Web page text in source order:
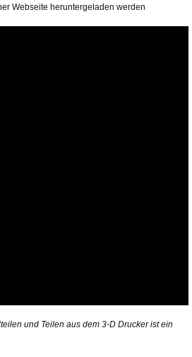
Webseite heruntergeladen werden
und Teilen aus dem 3-D Drucker ist ein